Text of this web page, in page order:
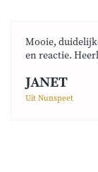
Mooie,
en reactie.
JANET
Uit Nunspeet